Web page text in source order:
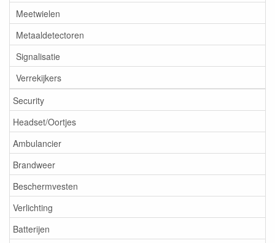
Meetwielen
Metaaldetectoren
Signalisatie
Verrekijkers
Security
Headset/Oortjes
Ambulancier
Brandweer
Beschermvesten
Verlichting
Batterijen